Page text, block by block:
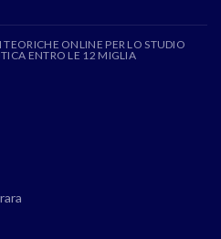
ONLINE PER LO STUDIO
ENTRO LE 12 MIGLIA